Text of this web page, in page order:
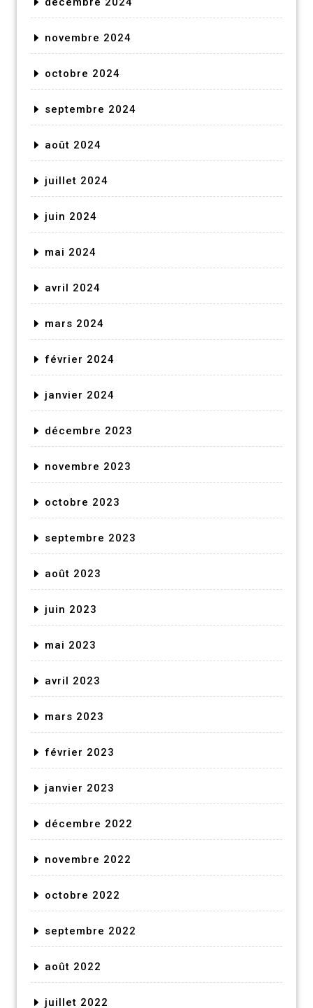
novembre 2024
octobre 2024
septembre 2024
août 2024
juillet 2024
juin 2024
mai 2024
avril 2024
mars 2024
février 2024
janvier 2024
décembre 2023
novembre 2023
octobre 2023
septembre 2023
août 2023
juin 2023
mai 2023
avril 2023
mars 2023
février 2023
janvier 2023
décembre 2022
novembre 2022
octobre 2022
septembre 2022
août 2022
juillet 2022